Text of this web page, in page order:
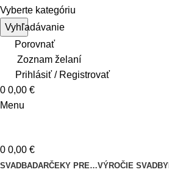
Vyberte kategóriu
Vyhľadávanie
Porovnať
Zoznam želaní
Prihlásiť / Registrovať
0 0,00 €
Menu
0 0,00 €
SVADBADARČEKY PRE…VÝROČIE SVADBY